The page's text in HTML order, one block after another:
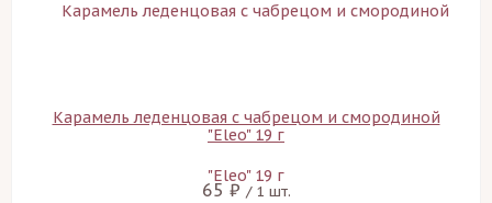
Карамель леденцовая с чабрецом и смородиной
"Eleo" 19 г
65 ₽ / 1 шт.